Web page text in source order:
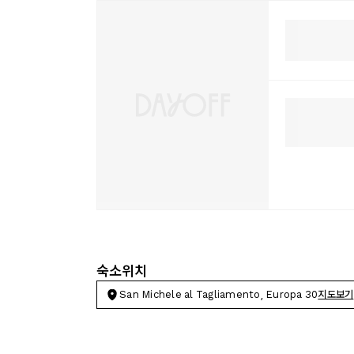
숙소위치
San Michele al Tagliamento, Europa 30지도보기